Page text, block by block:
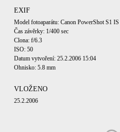
EXIF
Model fotoaparátu: Canon PowerShot S1 IS
Čas závěrky: 1/400 sec
Clona: f/6.3
ISO: 50
Datum vytvoření: 25.2.2006 15:04
Ohnisko: 5.8 mm
VLOŽENO
25.2.2006